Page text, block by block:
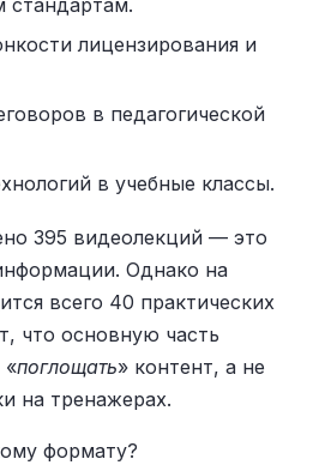
лицензирования и
в педагогической
в учебные классы.
395 видеолекций — это
Однако на
всего 40 практических
что основную часть
«поглощать» контент, а не
на тренажерах.
формату?